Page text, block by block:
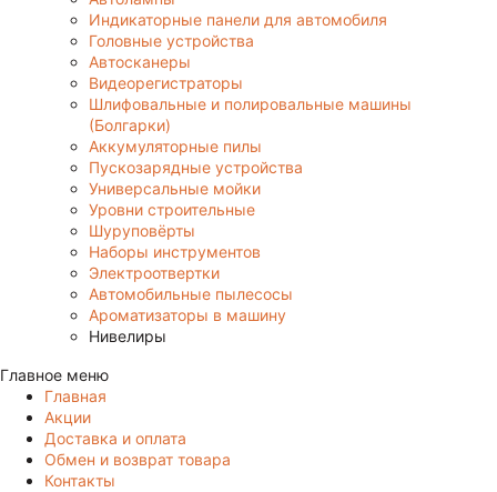
Индикаторные панели для автомобиля
Головные устройства
Автосканеры
Видеорегистраторы
Шлифовальные и полировальные машины
(Болгарки)
Аккумуляторные пилы
Пускозарядные устройства
Универсальные мойки
Уровни строительные
Шуруповёрты
Наборы инструментов
Электроотвертки
Автомобильные пылесосы
Ароматизаторы в машину
Нивелиры
Главное меню
Главная
Акции
Доставка и оплата
Обмен и возврат товара
Контакты